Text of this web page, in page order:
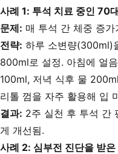
사례 1: 투석 치료 중인 70
문제: 매 투석 간 체중 증
전략: 하루 소변량(300ml)
800ml로 설정. 아침에 얼
100ml, 저녁 식후 물
리톨 껌을 자주 활용해 입
결과: 2주 실천 후 투석 간
게 개선됨.
사례 2: 심부전 진단을 받